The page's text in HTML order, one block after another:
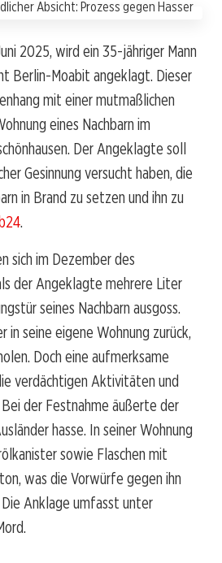
2025, wird ein 35-jähriger Mann
Berlin-Moabit angeklagt. Dieser
mit einer mutmaßlichen
eines Nachbarn im
Der Angeklagte soll
Gesinnung versucht haben, die
in Brand zu setzen und ihn zu
.
sich im Dezember des
der Angeklagte mehrere Liter
seines Nachbarn ausgoss.
in seine eigene Wohnung zurück,
Doch eine aufmerksame
verdächtigen Aktivitäten und
der Festnahme äußerte der
hasse. In seiner Wohnung
sowie Flaschen mit
was die Vorwürfe gegen ihn
Anklage umfasst unter